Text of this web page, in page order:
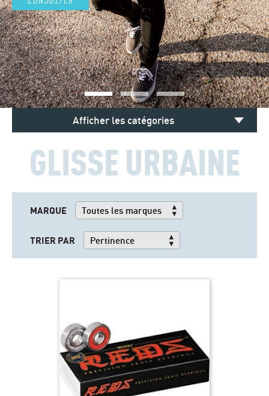
Afficher les catégories
GLISSE URBAINE
MARQUE
TRIER PAR